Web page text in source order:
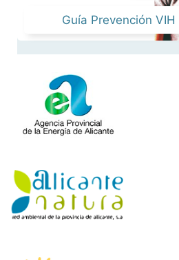
Guía Prevención VIH